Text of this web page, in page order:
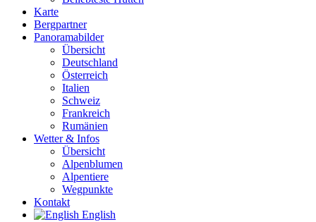
Karte
Bergpartner
Panoramabilder
Übersicht
Deutschland
Österreich
Italien
Schweiz
Frankreich
Rumänien
Wetter & Infos
Übersicht
Alpenblumen
Alpentiere
Wegpunkte
Kontakt
English